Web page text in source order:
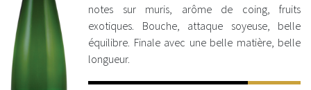
notes sur muris, arôme de coing, fruits
exotiques. Bouche, attaque soyeuse, belle
équilibre. Finale avec une belle matière, belle
longueur.